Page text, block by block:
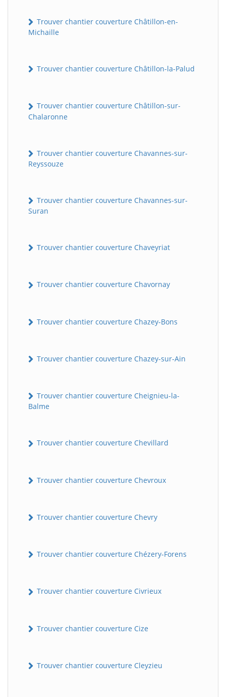
Trouver chantier couverture Châtillon-en-
Michaille
Trouver chantier couverture Châtillon-la-Palud
Trouver chantier couverture Châtillon-sur-
Chalaronne
Trouver chantier couverture Chavannes-sur-
Reyssouze
Trouver chantier couverture Chavannes-sur-
Suran
Trouver chantier couverture Chaveyriat
Trouver chantier couverture Chavornay
Trouver chantier couverture Chazey-Bons
Trouver chantier couverture Chazey-sur-Ain
Trouver chantier couverture Cheignieu-la-
Balme
Trouver chantier couverture Chevillard
Trouver chantier couverture Chevroux
Trouver chantier couverture Chevry
Trouver chantier couverture Chézery-Forens
Trouver chantier couverture Civrieux
Trouver chantier couverture Cize
Trouver chantier couverture Cleyzieu